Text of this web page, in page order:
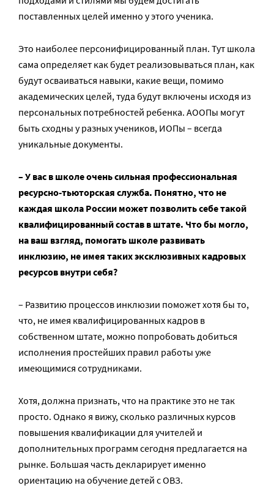
поставленных целей именно у этого ученика.
Это наиболее персонифицированный план. Тут школа
сама определяет как будет реализовываться план, как
будут осваиваться навыки, какие вещи, помимо
академических целей, туда будут включены исходя из
персональных потребностей ребенка. АООПы могут
быть сходны у разных учеников, ИОПы – всегда
уникальные документы.
– У вас в школе очень сильная профессиональная
ресурсно-тьюторская служба. Понятно, что не
каждая школа России может позволить себе такой
квалифицированный состав в штате. Что бы могло,
на ваш взгляд, помогать школе развивать
инклюзию, не имея таких эксклюзивных кадровых
ресурсов внутри себя?
– Развитию процессов инклюзии поможет хотя бы то,
что, не имея квалифицированных кадров в
собственном штате, можно попробовать добиться
исполнения простейших правил работы уже
имеющимися сотрудниками.
Хотя, должна признать, что на практике это не так
просто. Однако я вижу, сколько различных курсов
повышения квалификации для учителей и
дополнительных программ сегодня предлагается на
рынке. Большая часть декларирует именно
ориентацию на обучение детей с ОВЗ.